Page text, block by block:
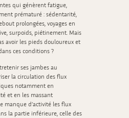
qui génèrent fatigue,
prématuré : sédentarité,
prolongées, voyages en
surpoids, piétinement. Mais
avoir les pieds douloureux et
ces conditions ?
ses jambes au
la circulation des flux
notamment en
et en les massant
manque d’activité les flux
la partie inférieure, celle des